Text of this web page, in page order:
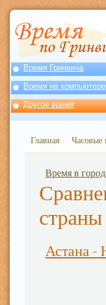
Время Гринвича
Время на компьютере
Другое время
Главная Часовые
Время в
Астана -